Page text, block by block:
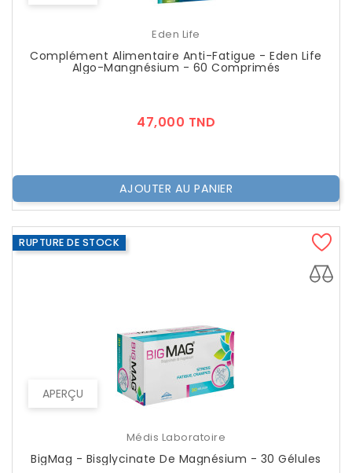
Eden Life
Complément Alimentaire Anti-Fatigue - Eden Life
Algo-Mangnésium - 60 Comprimés
47,000 TND
AJOUTER AU PANIER
APERÇU
RUPTURE DE STOCK
Médis Laboratoire
BigMag - Bisglycinate De Magnésium - 30 Gélules